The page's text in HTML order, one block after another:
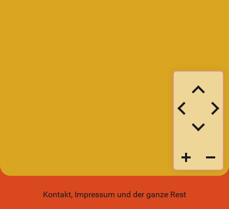
Kontakt, Impressum und der ganze Rest